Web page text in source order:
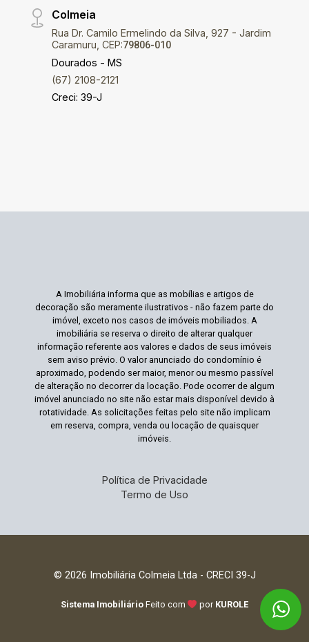
Colmeia
Rua Dr. Camilo Ermelindo da Silva, 927 - Jardim
Caramuru, CEP:79806-010
Dourados - MS
(67) 2108-2121
Creci: 39-J
A Imobiliária informa que as mobílias e artigos de
decoração são meramente ilustrativos - não fazem parte do
imóvel, exceto nos casos de imóveis mobiliados. A
imobiliária se reserva o direito de alterar qualquer
informação referente aos valores e dados de seus imóveis
sem aviso prévio. O valor anunciado do condomínio é
aproximado, podendo ser maior, menor ou mesmo passível
de alteração no decorrer da locação. Pode ocorrer de algum
imóvel anunciado no site não estar mais disponível devido à
rotatividade. As solicitações feitas pelo site não implicam
em reserva, compra, venda ou locação de quaisquer
imóveis.
Política de Privacidade
Termo de Uso
© 2026 Imobiliária Colmeia Ltda - CRECI 39-J
Sistema Imobiliário Feito com por KUROLE